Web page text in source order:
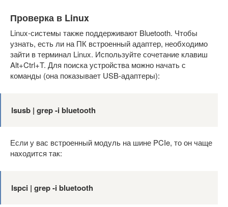
Проверка в Linux
Linux-системы также поддерживают Bluetooth. Чтобы
узнать, есть ли на ПК встроенный адаптер, необходимо
зайти в терминал Linux. Используйте сочетание клавиш
Alt+Ctrl+T. Для поиска устройства можно начать с
команды (она показывает USB-адаптеры):
lsusb | grep -i bluetooth
Если у вас встроенный модуль на шине PCIe, то он чаще
находится так:
lspci | grep -i bluetooth